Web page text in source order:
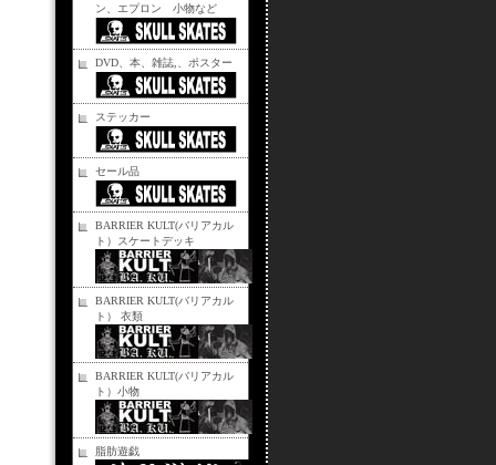
ン、エプロン 小物など
DVD、本、雑誌,、ポスター
ステッカー
セール品
BARRIER KULT(バリアカル
ト）スケートデッキ
BARRIER KULT(バリアカル
ト） 衣類
BARRIER KULT(バリアカル
ト）小物
脂肪遊戯